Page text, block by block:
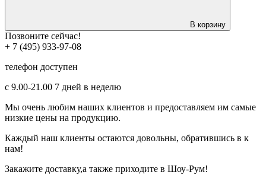
В корзину
Позвоните сейчас!
+ 7 (495) 933-97-08
телефон доступен
с 9.00-21.00 7 дней в неделю
Мы очень любим наших клиентов и предоставляем им самые
низкие цены на продукцию.
Каждый наш клиенты остаются довольны, обратившись в к
нам!
Закажите доставку,а также приходите в Шоу-Рум!